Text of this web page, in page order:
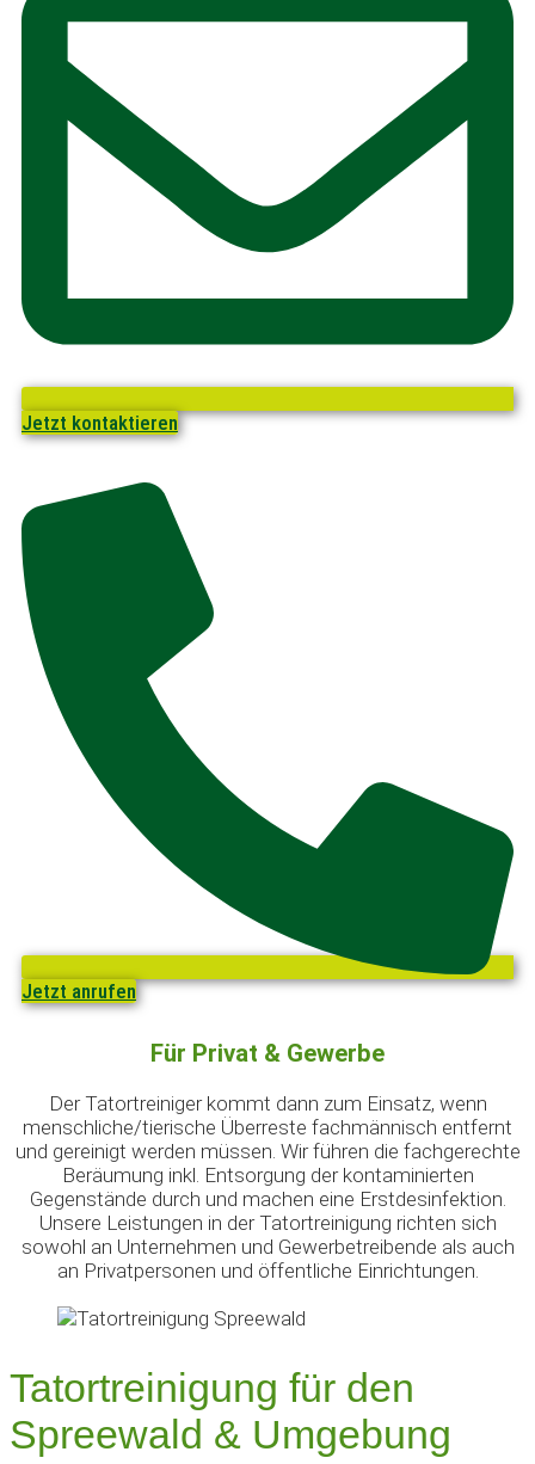
Jetzt kontaktieren
Jetzt anrufen
Für Privat & Gewerbe
Der Tatortreiniger kommt dann zum Einsatz, wenn
menschliche/tierische Überreste fachmännisch entfernt
und gereinigt werden müssen. Wir führen die fachgerechte
Beräumung inkl. Entsorgung der kontaminierten
Gegenstände durch und machen eine Erstdesinfektion.
Unsere Leistungen in der Tatortreinigung richten sich
sowohl an Unternehmen und Gewerbetreibende als auch
an Privatpersonen und öffentliche Einrichtungen.
Tatortreinigung für den
Spreewald & Umgebung